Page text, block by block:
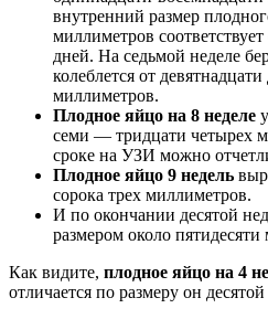
внутренний размер
миллиметров
дней. На седьмой неделе
колеблется от
миллиметров.
Плодное яйцо на 8 неделе
семи — тридцати четырех
сроке на УЗИ можно
Плодное яйцо 9 недель
сорока трех миллиметров.
И по окончании десятой
размером около
Как видите, плодное яйцо на 4
отличается по размеру он